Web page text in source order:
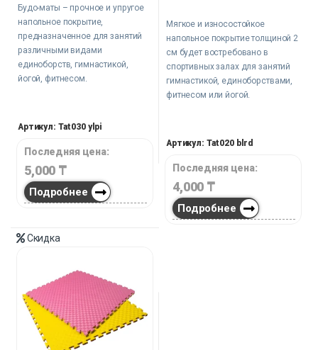
Будо-маты – прочное и упругое
напольное покрытие,
предназначенное для занятий
различными видами
единоборств, гимнастикой,
йогой, фитнесом.
Артикул: Tat030 ylpi
Последняя цена:
5,000 ₸
Подробнее
Мягкое и износостойкое
напольное покрытие толщиной 2
см будет востребовано в
спортивных залах для занятий
гимнастикой, единоборствами,
фитнесом или йогой.
Артикул: Tat020 blrd
Последняя цена:
4,000 ₸
Подробнее
Скидка